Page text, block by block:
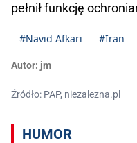
pełnił funkcję
#Navid Afkari #Iran
Autor: jm
Źródło: PAP, niezalezna.pl
HUMOR